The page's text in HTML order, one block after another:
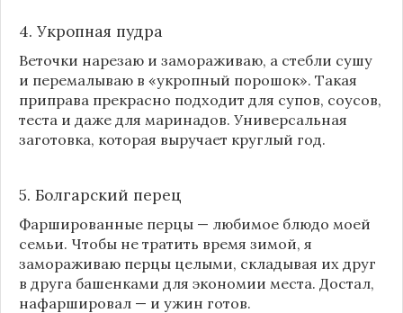
4. Укропная пудра
Веточки нарезаю и замораживаю, а стебли сушу
и перемалываю в «укропный порошок». Такая
приправа прекрасно подходит для супов, соусов,
теста и даже для маринадов. Универсальная
заготовка, которая выручает круглый год.
5. Болгарский перец
Фаршированные перцы — любимое блюдо моей
семьи. Чтобы не тратить время зимой, я
замораживаю перцы целыми, складывая их друг
в друга башенками для экономии места. Достал,
нафаршировал — и ужин готов.